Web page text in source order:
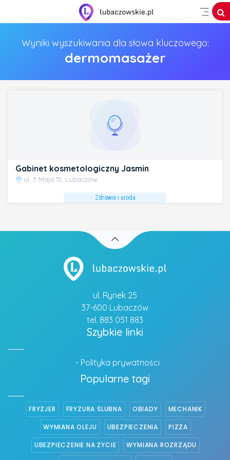
Wyniki wyszukiwania dla słowa kluczowego:
dermomasażer
Gabinet kosmetologiczny Jasmin
ul. 3 Maja 15, Lubaczów
Zdrowie i uroda
ul. Rynek 25
37-600 Lubaczów
tel. 883 051 883
Szybkie linki
- Polityka prywatności
Popularne tagi
FRYZJER FRYZURA ŚLUBNA OBIADY MECHANIK
WYMIANA OLEJU UBEZPIECZENIA PIZZA
UBEZPIECZENIE NA ŻYCIE WYMIANA ROZRZĄDU